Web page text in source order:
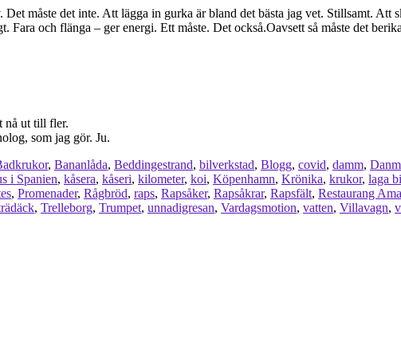
måste det inte. Att lägga in gurka är bland det bästa jag vet. Stillsamt. Att
och flänga – ger energi. Ett måste. Det också.Oavsett så måste det
nå ut till fler.
som jag gör. Ju.
, Bananlåda, Beddingestrand, bilverkstad, Blogg, covid, damm,
i Spanien, kåsera, kåseri, kilometer, koi, Köpenhamn, Krönika, krukor, laga
, Promenader, Rågbröd, raps, Rapsåker, Rapsåkrar, Rapsfält, Restaurang
, Trelleborg, Trumpet, unnadigresan, Vardagsmotion, vatten, Villavagn,